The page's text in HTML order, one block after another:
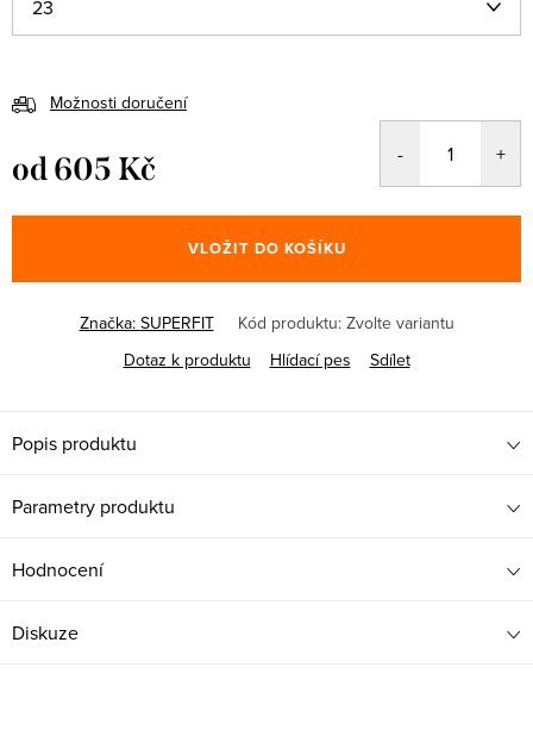
Možnosti doručení
od605 Kč
cena:
VLOŽIT DO KOŠÍKU
Značka: SUPERFIT Kód produktu: Zvolte variantu
Dotaz k produktu
Hlídací pes Sdílet
Popis produktu
Parametry produktu
Hodnocení
Diskuze